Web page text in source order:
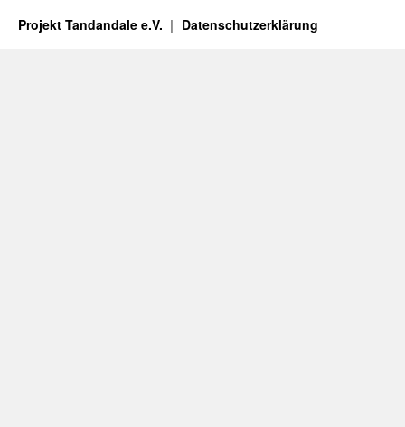
Projekt Tandandale e.V. Datenschutzerklärung